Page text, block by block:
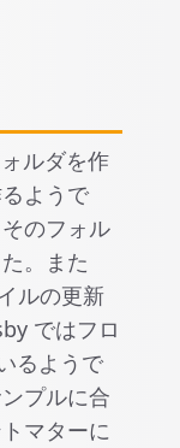
ルダを作
ようで
のフォル
。また
ルの更新
ではフロ
るようで
プルに合
マターに